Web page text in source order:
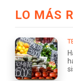
LO MÁS